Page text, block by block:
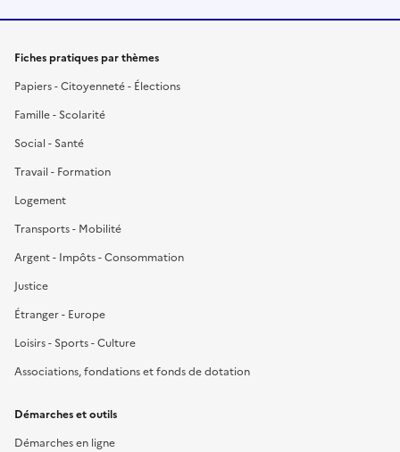
Fiches pratiques par thèmes
Papiers - Citoyenneté - Élections
Famille - Scolarité
Social - Santé
Travail - Formation
Logement
Transports - Mobilité
Argent - Impôts - Consommation
Justice
Étranger - Europe
Loisirs - Sports - Culture
Associations, fondations et fonds de dotation
Démarches et outils
Démarches en ligne